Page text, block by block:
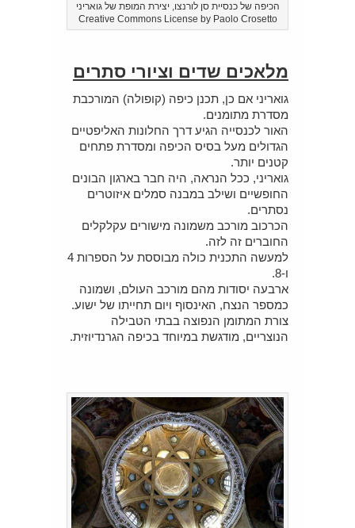
הכיפה של כנסיית סן לורנצו, יצירת המופת של גואריני
Creative Commons License by Paolo Crosetto
מלאכים שדים וציורי סתרים
גואריני אם כן, תכנן כיפה (קופולה) המורכבת
מסדרת מתומנים.
האור לכנסייה הגיע דרך החלונות האליפטיים
הגדולים מעל בסיס הכיפה ומסדרת פתחים
קטנים יותר.
גואריני, ככל הנראה, היה חבר בארגון הבונים
החופשיים ושילב במבנה סמלים איזוטרים
נסתרים.
הכרכוב מורכב משמונה מישורים עקלקלים
החוברים זה לזה.
למעשה התכנית כולה מבוססת על הספרות 4
ו-8.
ארבעה יסודות מהם מורכב העולם, ושמונה
כמספר הנצח, האינסוף ויום תחייתו של ישוע.
צורת המתומן הנפוצה בבתי הטבילה
הנוצריים, מודגשת במיוחד בכיפה הגרנדיוזית.